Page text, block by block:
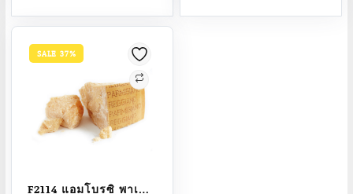
SALE 37%
F2114 แอมโบรซิ พาเม